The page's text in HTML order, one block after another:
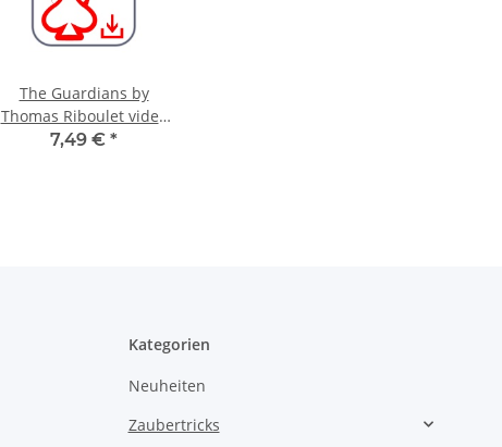
The Guardians by
Thomas Riboulet video
DOWNLOAD
7,49 € *
Kategorien
Neuheiten
Zaubertricks